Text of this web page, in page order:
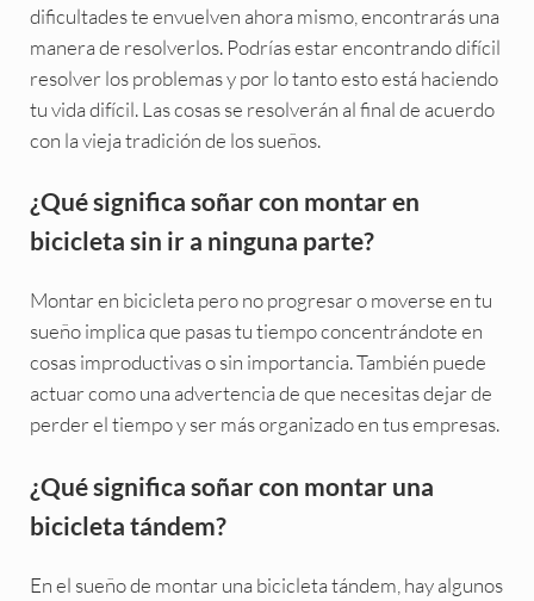
dificultades te envuelven ahora mismo, encontrarás una
manera de resolverlos. Podrías estar encontrando difícil
resolver los problemas y por lo tanto esto está haciendo
tu vida difícil. Las cosas se resolverán al final de acuerdo
con la vieja tradición de los sueños.
¿Qué significa soñar con montar en
bicicleta sin ir a ninguna parte?
Montar en bicicleta pero no progresar o moverse en tu
sueño implica que pasas tu tiempo concentrándote en
cosas improductivas o sin importancia. También puede
actuar como una advertencia de que necesitas dejar de
perder el tiempo y ser más organizado en tus empresas.
¿Qué significa soñar con montar una
bicicleta tándem?
En el sueño de montar una bicicleta tándem, hay algunos